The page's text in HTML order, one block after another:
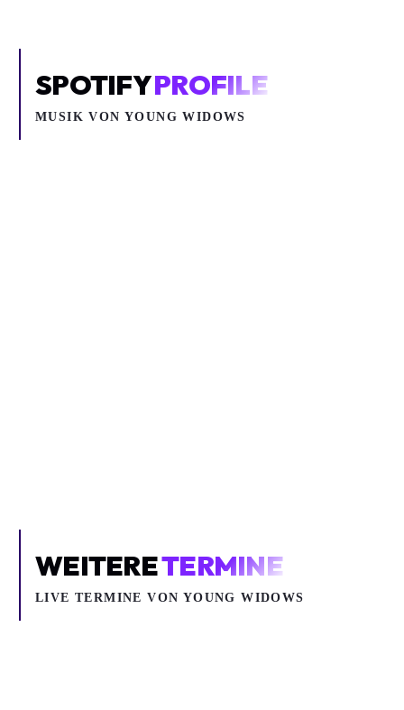
SPOTIFYPROFILE
MUSIK VONYOUNG WIDOWS
WEITERETERMINE
LIVE TERMINE VON YOUNG WIDOWS